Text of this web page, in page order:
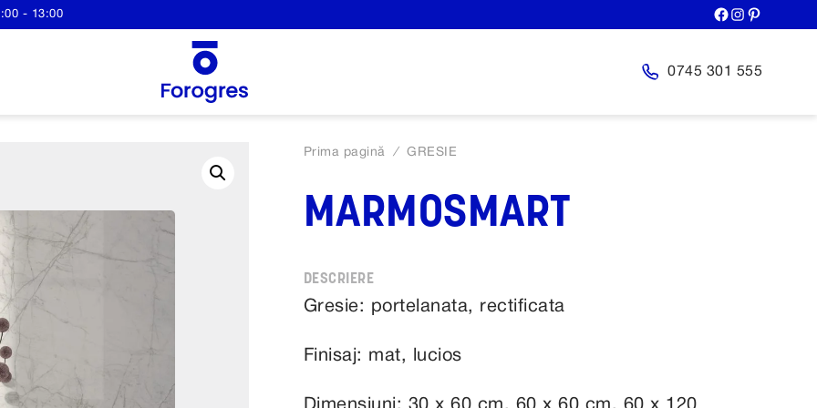
- 13:00
0745 301 555
Prima pagină / GRESIE
MARMOSMART
Gresie: portelanata, rectificata
Finisaj: mat, lucios